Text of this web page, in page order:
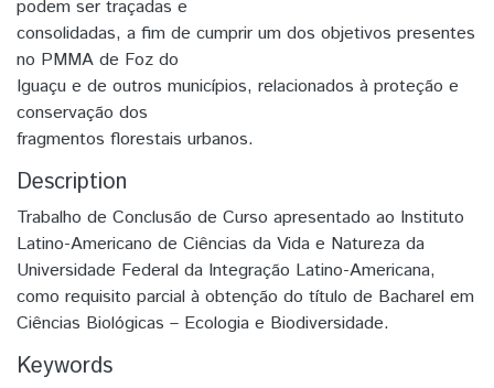
podem ser traçadas e
consolidadas, a fim de cumprir um dos objetivos presentes
no PMMA de Foz do
Iguaçu e de outros municípios, relacionados à proteção e
conservação dos
fragmentos florestais urbanos.
Description
Trabalho de Conclusão de Curso apresentado ao Instituto
Latino-Americano de Ciências da Vida e Natureza da
Universidade Federal da Integração Latino-Americana,
como requisito parcial à obtenção do título de Bacharel em
Ciências Biológicas – Ecologia e Biodiversidade.
Keywords